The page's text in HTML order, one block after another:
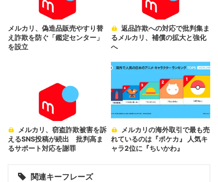
メルカリ、偽造品販売やすり替
え詐欺を防ぐ「鑑定センター」
を設立
るメルカリ、補償の拡大と強化
へ
えるSNS投稿が続出 批判高ま
るサポート対応を謝罪
れているのは『ポケカ』 人気キ
ャラ2位に『ちいかわ』
関連キーフレーズ